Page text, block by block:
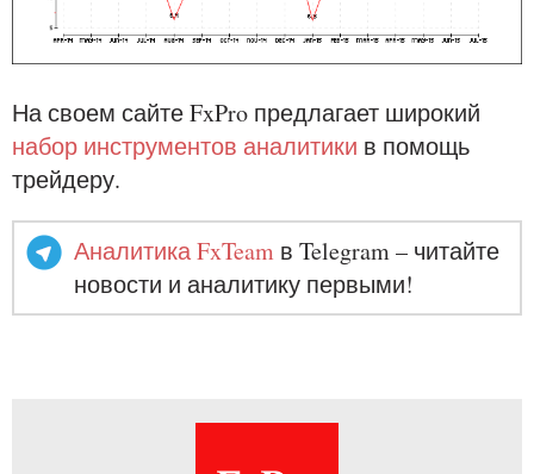
На своем сайте FxPro предлагает широкий
набор инструментов аналитики в помощь
трейдеру.
Аналитика FxTeam в Telegram – читайте
новости и аналитику первыми!